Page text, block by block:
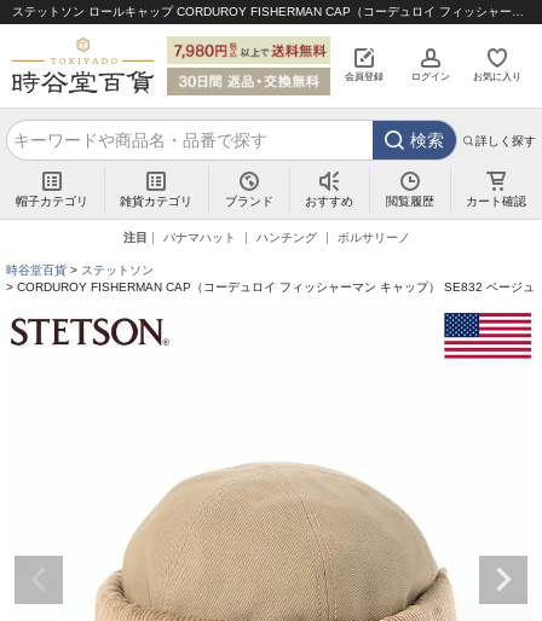
会員登録 ログイン お気に入り
検索 詳しく探す
帽子カテゴリ 雑貨カテゴリ ブランド おすすめ 閲覧履歴 カート確認
注目 パナマハット ハンチング ボルサリーノ
時谷堂百貨
ステットソン
CORDUROY FISHERMAN CAP（コーデュロイ フィッシャーマン キャップ） SE832 ベージュ